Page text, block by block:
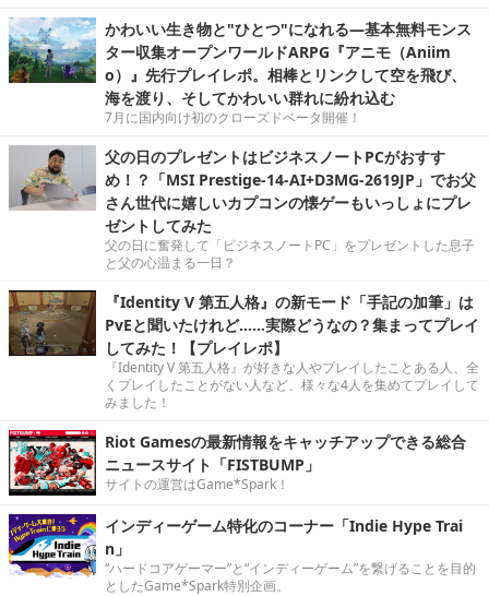
かわいい生き物と"ひとつ"になれる―基本無料モンス
ター収集オープンワールドARPG『アニモ（Aniim
o）』先行プレイレポ。相棒とリンクして空を飛び、
海を渡り、そしてかわいい群れに紛れ込む
7月に国内向け初のクローズドベータ開催！
父の日のプレゼントはビジネスノートPCがおすす
め！？「MSI Prestige-14-AI+D3MG-2619JP」でお父
さん世代に嬉しいカプコンの懐ゲーもいっしょにプレ
ゼントしてみた
父の日に奮発して「ビジネスノートPC」をプレゼントした息子
と父の心温まる一日？
『Identity V 第五人格』の新モード「手記の加筆」は
PvEと聞いたけれど……実際どうなの？集まってプレイ
してみた！【プレイレポ】
『Identity V 第五人格』が好きな人やプレイしたことある人、全
くプレイしたことがない人など、様々な4人を集めてプレイして
みました！
Riot Gamesの最新情報をキャッチアップできる総合
ニュースサイト「FISTBUMP」
サイトの運営はGame*Spark！
インディーゲーム特化のコーナー「Indie Hype Trai
n」
“ハードコアゲーマー”と“インディーゲーム”を繋げることを目的
としたGame*Spark特別企画。